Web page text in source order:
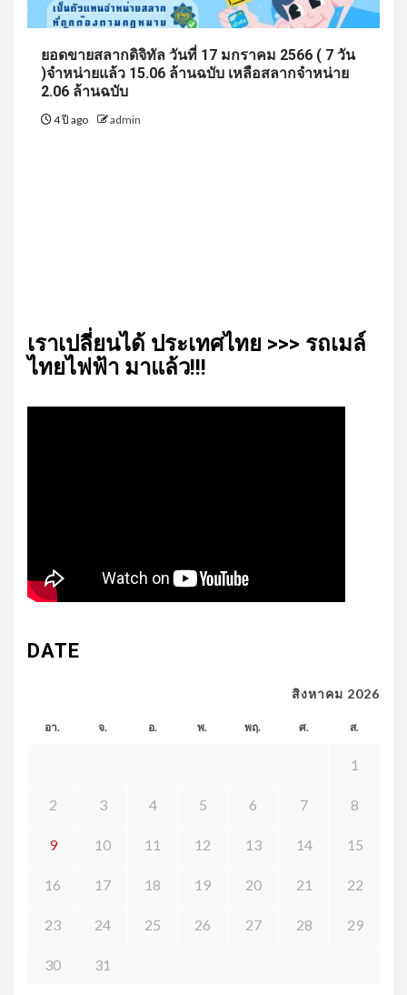
ยอดขายสลากดิจิทัล วันที่ 17 มกราคม 2566 ( 7 วัน
)จำหน่ายแล้ว 15.06 ล้านฉบับ เหลือสลากจำหน่าย
2.06 ล้านฉบับ
4 ปี ago admin
เรา​เปลี่ยน​ได้​ ประเทศ​ไทย​ >>> รถเมล์​
ไทย​ไฟฟ้า​ มาแล้ว!!!
DATE
สิงหาคม 2026
อา. จ. อ. พ. พฤ. ศ. ส.
1
2 3 4 5 6 7 8
9 10 11 12 13 14 15
16 17 18 19 20 21 22
23 24 25 26 27 28 29
30 31